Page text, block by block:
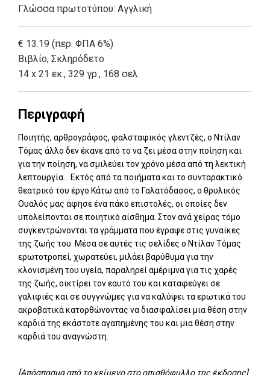
Γλώσσα πρωτοτύπου: Αγγλική
€ 13.19 (περ. ΦΠΑ 6%)
Βιβλίο, Σκληρόδετο
14 x 21 εκ., 329 γρ., 168 σελ.
Περιγραφή
Ποιητής, αρθρογράφος, φαλσταφικός γλεντζές, ο Ντίλαν
Τόμας άλλο δεν έκανε από το να ζει μέσα στην ποίηση και
για την ποίηση, να σμιλεύει τον χρόνο μέσα από τη λεκτική
λεπτουργία... Εκτός από τα ποιήματα και το συνταρακτικό
θεατρικό του έργο Κάτω από το Γαλατόδασος, ο θρυλικός
Ουαλός μας άφησε ένα πάκο επιστολές, οι οποίες δεν
υπολείπονται σε ποιητικό αίσθημα. Στον ανά χείρας τόμο
συγκεντρώνονται τα γράμματα που έγραψε στις γυναίκες
της ζωής του. Μέσα σε αυτές τις σελίδες ο Ντίλαν Τόμας
ερωτοτροπεί, χωρατεύει, μιλάει βαρύθυμα για την
κλονισμένη του υγεία, παραληρεί αμέριμνα για τις χαρές
της ζωής, οικτίρει τον εαυτό του και καταφεύγει σε
γαλιφιές και σε συγγνώμες για να καλύψει τα ερωτικά του
ακροβατικά κατορθώνοντας να διασφαλίσει μια θέση στην
καρδιά της εκάστοτε αγαπημένης του και μια θέση στην
καρδιά του αναγνώστη.
[Απόσπασμα από το κείμενο στο οπισθόφυλλο της έκδοσης]